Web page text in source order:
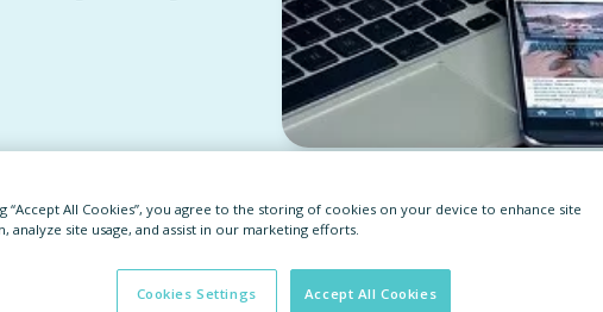
“Accept All Cookies”, you agree to the storing of cookies on your device to enhance site
analyze site usage, and assist in our marketing efforts.
Accept All Cookies
Cookies Settings